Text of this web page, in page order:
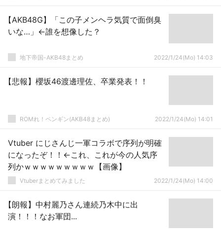
【AKB48G】「この子メンヘラ気質で面倒臭
いな…」←誰を想像した？
地下帝国-AKB48まとめ 2022/1/24(Mo) 14:03
【悲報】櫻坂46渡邊理佐、卒業発表！！
ROMれ！ペンギン(AKB48まとめ) 2022/1/24(Mo) 14:01
Vtuber にじさんじ一軍コラボで序列が明確
になったぞ！！←これ、これが今の人気序
列かｗｗｗｗｗｗｗｗｗ【画像】
Vtuberまとめてみました 2022/1/24(Mo) 14:00
【朗報】中村麗乃さん連続乃木中に出
演！！！なお軍団...